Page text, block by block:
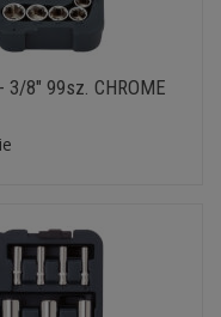
8" 99sz. CHROME